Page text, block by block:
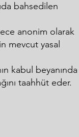
bahsedilen
anonim olarak
mevcut yasal
kabul beyanında
taahhüt eder.